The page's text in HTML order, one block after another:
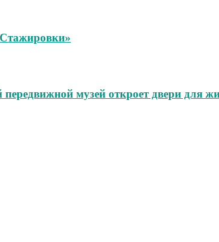
музей откроет двери для